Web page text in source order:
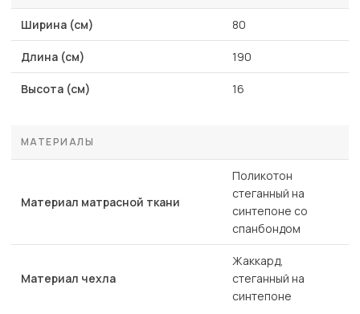
Ширина (см) 80
Длина (см) 190
Высота (см) 16
МАТЕРИАЛЫ
Материал матрасной ткани
Поликотон
стеганный на
синтепоне со
спанбондом
Материал чехла
Жаккард,
стеганный на
синтепоне